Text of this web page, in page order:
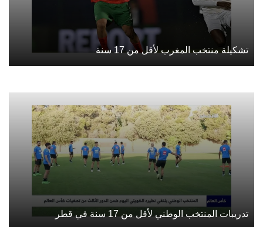
تشكيلة منتخب المغرب لأقل من 17 سنة
تدريبات المنتخب الوطني لأقل من 17 سنة في قطر